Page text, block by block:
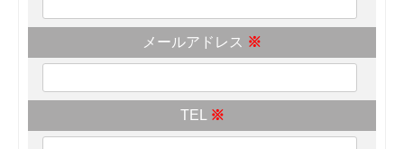
メールアドレス ※
TEL ※